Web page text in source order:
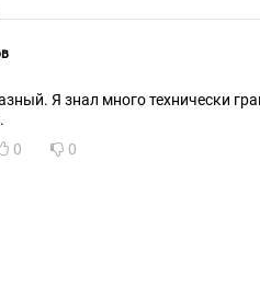
Я знал много технически
0 0